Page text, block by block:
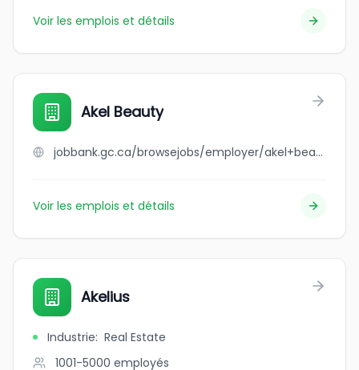
Voir les emplois et détails
Akel Beauty
jobbank.gc.ca/browsejobs/employer/akel+beauty/ca
Voir les emplois et détails
Akelius
Industrie: Real Estate
1001-5000 employés